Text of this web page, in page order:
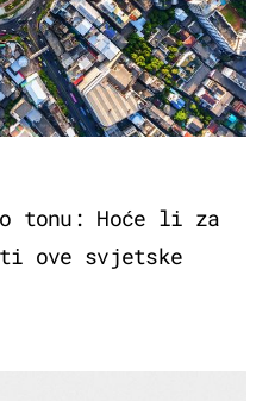
tonu: Hoće li za
ove svjetske